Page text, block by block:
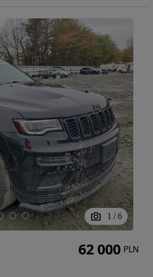
1 / 6
62 000 PLN